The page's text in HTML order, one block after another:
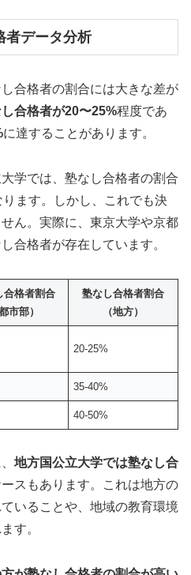
者データ分析
合格者の割合には大きな差が
合格者が20〜25%程度であ
に達することがあります。
学では、塾なし合格者の割合
ります。しかし、これでも決
ん。実際に、東京大学や京都
合格者が存在しています。
合格者割合
都市部）
塾なし合格者割合
（地方）
20-25%
35-40%
40-50%
地方国公立大学では塾なし合
スもあります。これは地方の
いることや、地域の教育環境
す。